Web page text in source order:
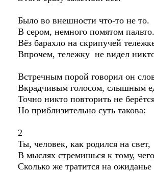
Было во внешности что-то не то.
В сером, немного помятом пальто.
Вёз барахло на скрипучей
Впрочем, тележку не видел
Встречным порой говорил он
Вкрадчивым голосом, слышным
Точно никто повторить не
Но приблизительно суть такова:
2
Ты, человек, как родился на свет,
В мыслях стремишься к тому,
Сколько же тратится на ожиданье